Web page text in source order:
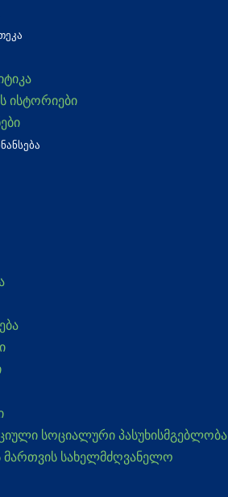
ისტორიები
სოციალური პასუხისმგებლობა
მართვის სახელმძღვანელო